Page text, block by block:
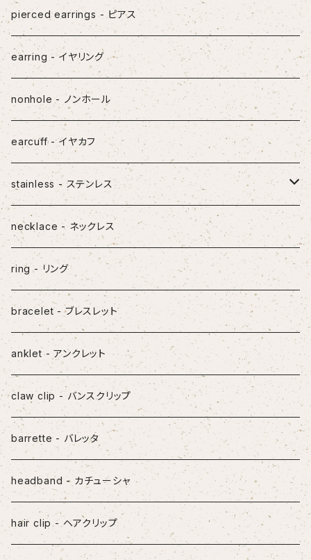
pierced earrings - ピアス
earring - イヤリング
nonhole - ノンホール
earcuff - イヤカフ
stainless - ステンレス
pierced earrings - ピアス
earcuff - イヤカフ
necklace - ネックレス
ring - リング
bracelet - ブレスレット
mask straps - マスクストラップ
necklace - ネックレス
ring - リング
bracelet - ブレスレット
anklet - アンクレット
claw clip - バンスクリップ
barrette - バレッタ
headband - カチューシャ
hair clip - ヘアクリップ